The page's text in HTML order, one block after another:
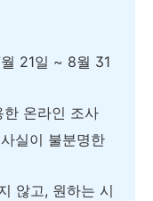
21일 ~ 8월 31
온라인 조사
실이 불분명한
않고, 원하는 시